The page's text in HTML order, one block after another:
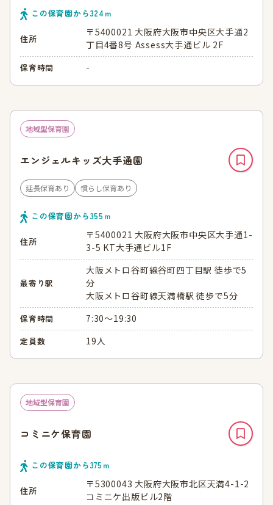
この保育園から324 ｍ
住所
〒5400021 大阪府大阪市中央区大手通2
丁目4番8号 Assess大手通ビル 2F
保育時間 -
地域型保育園
エンジェルキッズ大手通園
延長保育あり 慣らし保育あり
この保育園から355ｍ
住所
〒5400021 大阪府大阪市中央区大手通1-
3-5 KT大手通ビル1F
最寄り駅
大阪メトロ谷町線谷町四丁目駅 徒歩で5
分
大阪メトロ谷町線天満橋駅 徒歩で5分
保育時間 7:30～19:30
定員数 19人
地域型保育園
コミニケ保育園
この保育園から375ｍ
住所
〒5300043 大阪府大阪市北区天満4-1-2
コミニケ出版ビル2階